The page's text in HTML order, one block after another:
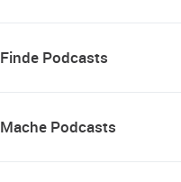
Finde Podcasts
Mache Podcasts